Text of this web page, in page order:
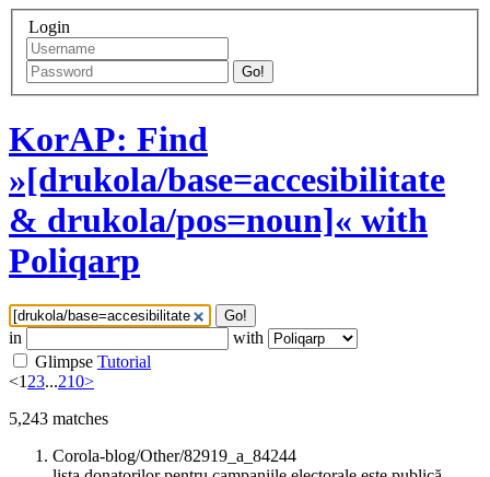
Login
Go!
KorAP: Find
»[drukola/base=accesibilitate
& drukola/pos=noun]« with
Poliqarp
Go!
in
with
Glimpse Tutorial
<123...210>
5,243 matches
Corola-blog/Other/82919_a_84244